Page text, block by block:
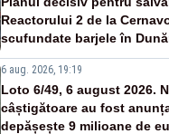
Reactorului 2 de la
scufundate barjele în
6 aug. 2026, 19:19
Loto 6/49, 6 august 2026.
câștigătoare au fost
depășește 9 milioane de